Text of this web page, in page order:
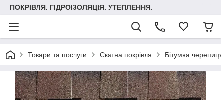
ПОКРІВЛЯ. ГІДРОІЗОЛЯЦІЯ. УТЕПЛЕННЯ.
Товари та послуги Скатна покрівля Бітумна